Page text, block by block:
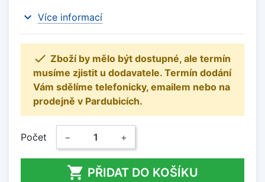
expand_more Více informací
 Zboží by mělo být dostupné, ale termín
musíme zjistit u dodavatele. Termín dodání
Vám sdělíme telefonicky, emailem nebo na
prodejně v Pardubicích.
Počet − +
 PŘIDAT DO KOŠÍKU